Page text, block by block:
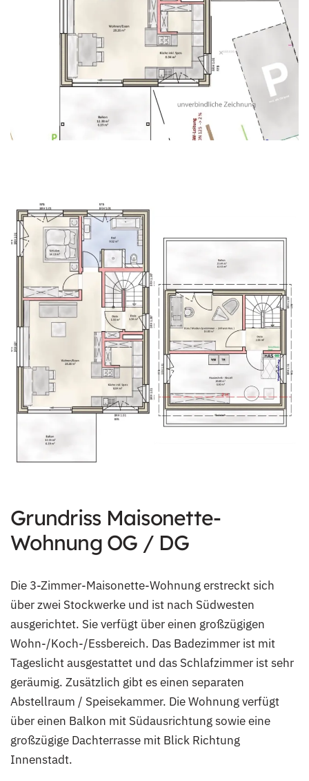
Grundriss Maisonette-
Wohnung OG / DG
Die 3-Zimmer-Maisonette-Wohnung erstreckt sich
über zwei Stockwerke und ist nach Südwesten
ausgerichtet. Sie verfügt über einen großzügigen
Wohn-/Koch-/Essbereich. Das Badezimmer ist mit
Tageslicht ausgestattet und das Schlafzimmer ist sehr
geräumig. Zusätzlich gibt es einen separaten
Abstellraum / Speisekammer. Die Wohnung verfügt
über einen Balkon mit Südausrichtung sowie eine
großzügige Dachterrasse mit Blick Richtung
Innenstadt.